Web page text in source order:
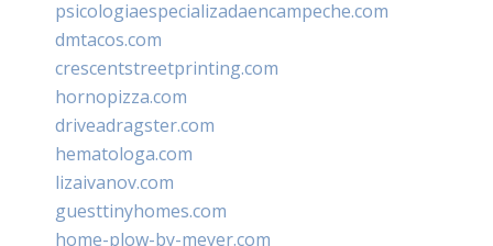
psicologiaespecializadaencampeche.com
dmtacos.com
crescentstreetprinting.com
hornopizza.com
driveadragster.com
hematologa.com
lizaivanov.com
guesttinyhomes.com
home-plow-by-meyer.com